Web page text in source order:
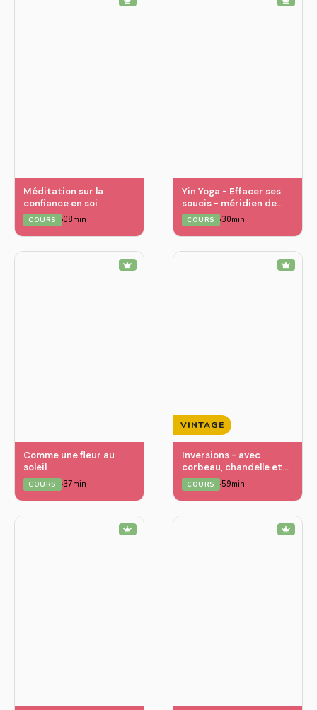
Méditation sur la
confiance en soi
COURS 08min
Yin Yoga - Effacer ses
soucis - méridien de
l’estomac et de la rate
COURS 30min
Comme une fleur au
soleil
COURS 37min
VINTAGE
Inversions - avec
corbeau, chandelle et
charrue
COURS 59min